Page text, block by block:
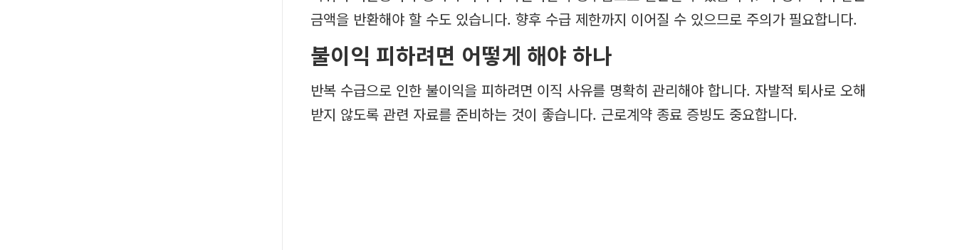
금액을 반환해야 할 수도 있습니다. 향후 수급 제한까지 이어질 수 있으므로 주의가 필요합니다.
불이익 피하려면 어떻게 해야 하나
반복 수급으로 인한 불이익을 피하려면 이직 사유를 명확히 관리해야 합니다. 자발적 퇴사로 오해
받지 않도록 관련 자료를 준비하는 것이 좋습니다. 근로계약 종료 증빙도 중요합니다.